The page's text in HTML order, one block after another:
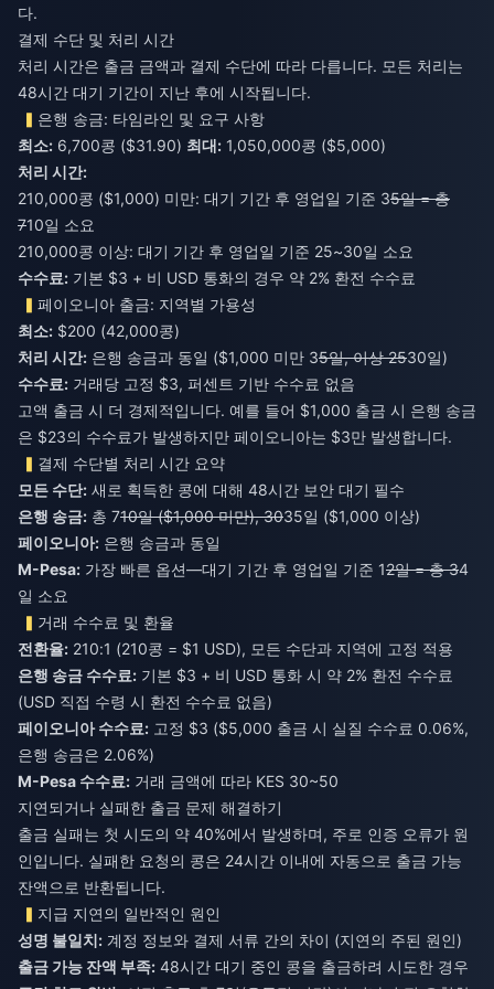
다.
결제 수단 및 처리 시간
처리 시간은 출금 금액과 결제 수단에 따라 다릅니다. 모든 처리는
48시간 대기 기간이 지난 후에 시작됩니다.
은행 송금: 타임라인 및 요구 사항
최소: 6,700콩 ($31.90) 최대: 1,050,000콩 ($5,000)
처리 시간:
210,000콩 ($1,000) 미만: 대기 기간 후 영업일 기준 35일 = 총
710일 소요
210,000콩 이상: 대기 기간 후 영업일 기준 25~30일 소요
수수료: 기본 $3 + 비 USD 통화의 경우 약 2% 환전 수수료
페이오니아 출금: 지역별 가용성
최소: $200 (42,000콩)
처리 시간: 은행 송금과 동일 ($1,000 미만 35일, 이상 2530일)
수수료: 거래당 고정 $3, 퍼센트 기반 수수료 없음
고액 출금 시 더 경제적입니다. 예를 들어 $1,000 출금 시 은행 송금
은 $23의 수수료가 발생하지만 페이오니아는 $3만 발생합니다.
결제 수단별 처리 시간 요약
모든 수단: 새로 획득한 콩에 대해 48시간 보안 대기 필수
은행 송금: 총 710일 ($1,000 미만), 3035일 ($1,000 이상)
페이오니아: 은행 송금과 동일
M-Pesa: 가장 빠른 옵션—대기 기간 후 영업일 기준 12일 = 총 34
일 소요
거래 수수료 및 환율
전환율: 210:1 (210콩 = $1 USD), 모든 수단과 지역에 고정 적용
은행 송금 수수료: 기본 $3 + 비 USD 통화 시 약 2% 환전 수수료
(USD 직접 수령 시 환전 수수료 없음)
페이오니아 수수료: 고정 $3 ($5,000 출금 시 실질 수수료 0.06%,
은행 송금은 2.06%)
M-Pesa 수수료: 거래 금액에 따라 KES 30~50
지연되거나 실패한 출금 문제 해결하기
출금 실패는 첫 시도의 약 40%에서 발생하며, 주로 인증 오류가 원
인입니다. 실패한 요청의 콩은 24시간 이내에 자동으로 출금 가능
잔액으로 반환됩니다.
지급 지연의 일반적인 원인
성명 불일치: 계정 정보와 결제 서류 간의 차이 (지연의 주된 원인)
출금 가능 잔액 부족: 48시간 대기 중인 콩을 출금하려 시도한 경우